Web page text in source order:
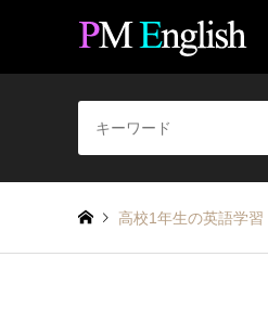
高校1年生の英語学習